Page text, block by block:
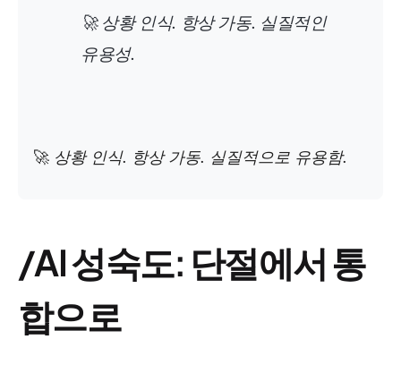
🚀 상황 인식. 항상 가동. 실질적인
유용성.
🚀 상황 인식. 항상 가동. 실질적으로 유용함.
/AI 성숙도: 단절에서 통
합으로